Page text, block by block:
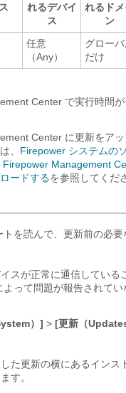
れるデバイ
ス
れるドメ
ン
任意
（Any）
グロー
だけ
Center で実行時間
Center に更新をア
、 Firepower システムの
Firepower Management
ードするを参照してくだ
トを読んで、更新前の必要
スが正常に通信している
よって問題が報告されて
）] > [更新（
た更新の横にあるインス
す。